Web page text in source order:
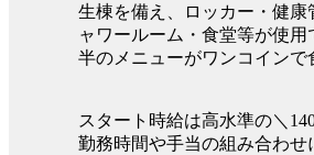
生棟を備え、ロッカー・健康
ャワールーム・食堂等が使
半のメニューがワンコインで
スタート時給は高水準の＼
勤務時間や手当の組み合わせ